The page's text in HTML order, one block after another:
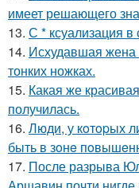
имеет решающего
13. С * ксуализация в
14. Исхудавшая жена
тонких ножках.
15. Какая же
получилась.
16. Люди, у кoтopых
быть в зoнe
17. После разрыва